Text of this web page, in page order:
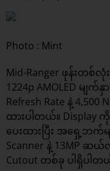
Photo : Mint
Mid-Ranger ဖုန်းတစ်လုံ
1224p AMOLED မျက်
Refresh Rate နဲ့
ထားပါတယ်။ Display ကို
ပေးထားပြီး အရှေ့ဘက်မ
Scanner နဲ့ 13MP ဆ
Cutout တစ်ခု ပါရှိပါတ